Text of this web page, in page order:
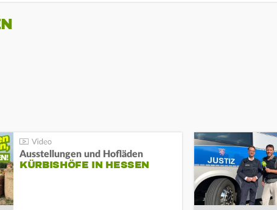
Ausstellungen und Hofläden
KÜRBISHÖFE IN HESSEN